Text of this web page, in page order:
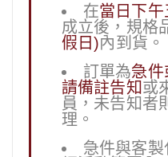
在當日下午
成立後，規格
假日)內到貨。
訂單為急件
請備註告知或
員，未告知者
理。
急件與客